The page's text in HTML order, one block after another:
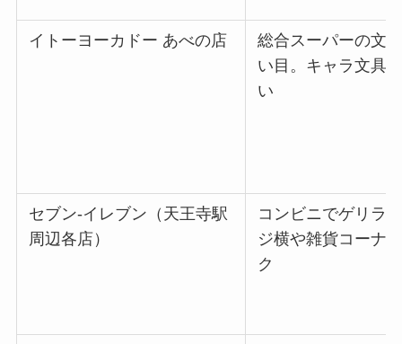
イトーヨーカドー あべの店
総合スーパーの文
い目。キャラ文具
い
セブン-イレブン（天王寺駅
周辺各店）
コンビニでゲリラ
ジ横や雑貨コーナ
ク